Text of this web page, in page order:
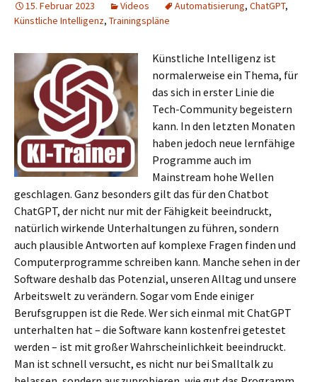
15. Februar 2023 Videos Automatisierung, ChatGPT,
Künstliche Intelligenz, Trainingspläne
Künstliche Intelligenz ist
normalerweise ein Thema, für
das sich in erster Linie die
Tech-Community begeistern
kann. In den letzten Monaten
haben jedoch neue lernfähige
Programme auch im
Mainstream hohe Wellen
geschlagen. Ganz besonders gilt das für den Chatbot
ChatGPT, der nicht nur mit der Fähigkeit beeindruckt,
natürlich wirkende Unterhaltungen zu führen, sondern
auch plausible Antworten auf komplexe Fragen finden und
Computerprogramme schreiben kann. Manche sehen in der
Software deshalb das Potenzial, unseren Alltag und unsere
Arbeitswelt zu verändern. Sogar vom Ende einiger
Berufsgruppen ist die Rede. Wer sich einmal mit ChatGPT
unterhalten hat – die Software kann kostenfrei getestet
werden – ist mit großer Wahrscheinlichkeit beeindruckt.
Man ist schnell versucht, es nicht nur bei Smalltalk zu